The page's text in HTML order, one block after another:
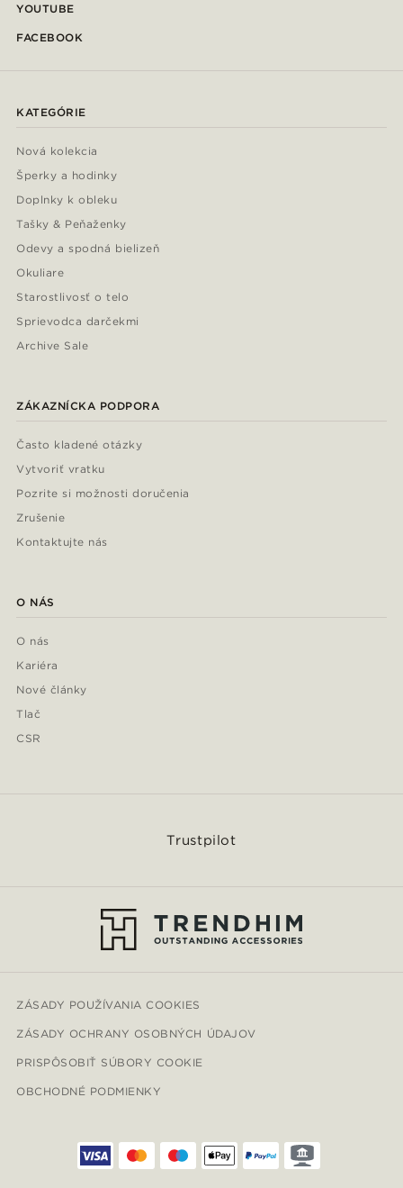
YOUTUBE
FACEBOOK
KATEGÓRIE
Nová kolekcia
Šperky a hodinky
Doplnky k obleku
Tašky & Peňaženky
Odevy a spodná bielizeň
Okuliare
Starostlivosť o telo
Sprievodca darčekmi
Archive Sale
ZÁKAZNÍCKA PODPORA
Často kladené otázky
Vytvoriť vratku
Pozrite si možnosti doručenia
Zrušenie
Kontaktujte nás
O NÁS
O nás
Kariéra
Nové články
Tlač
CSR
Trustpilot
ZÁSADY POUŽÍVANIA COOKIES
ZÁSADY OCHRANY OSOBNÝCH ÚDAJOV
PRISPÔSOBIŤ SÚBORY COOKIE
OBCHODNÉ PODMIENKY